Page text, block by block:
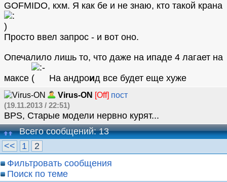
GOFMIDO, кхм. Я как бе и не знаю, кто такой крана
Просто ввел запрос - и вот оно.
Опечалило лишь то, что даже на ипаде 4 лагает на
максе На андроид все будет еще хуже
Virus-ON [Off] пост
(19.11.2013 / 22:51)
BPS, Старые модели нервно курят...
Всего сообщений: 13
<<
1
2
Фильтровать сообщения
Поиск по теме